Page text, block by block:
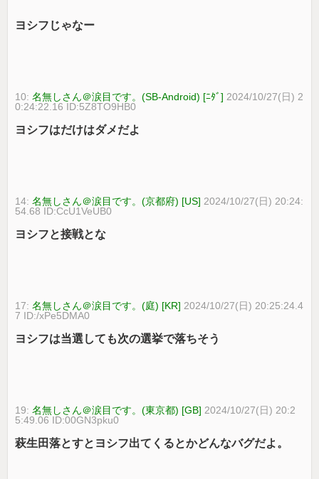
ヨシフじゃなー
10:名無しさん＠涙目です。(SB-Android) [ﾆﾀﾞ] 2024/10/27(日) 2
0:24:22.16 ID:5Z8TO9HB0
ヨシフはだけはダメだよ
14:名無しさん＠涙目です。(京都府) [US] 2024/10/27(日) 20:24:
54.68 ID:CcU1VeUB0
ヨシフと接戦とな
17:名無しさん＠涙目です。(庭) [KR] 2024/10/27(日) 20:25:24.4
7 ID:/xPe5DMA0
ヨシフは当選しても次の選挙で落ちそう
19:名無しさん＠涙目です。(東京都) [GB] 2024/10/27(日) 20:2
5:49.06 ID:00GN3pku0
萩生田落とすとヨシフ出てくるとかどんなバグだよ。